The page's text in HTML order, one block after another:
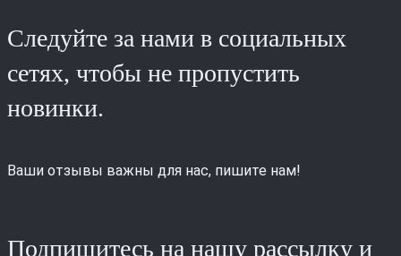
Следуйте за нами в социальных
сетях, чтобы не пропустить
новинки.
Ваши отзывы важны для нас, пишите нам!
Подпишитесь на нашу рассылку и